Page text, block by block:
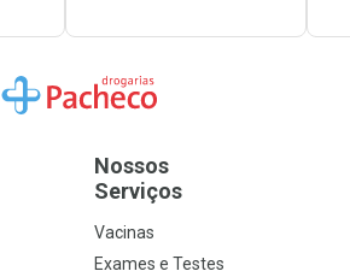
Ir para a Home
Nossos
Serviços
Vacinas
Exames e Testes